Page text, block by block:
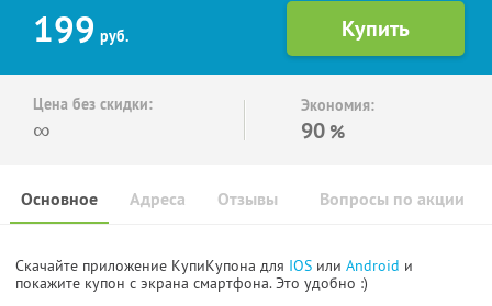
199 руб.
Цена без скидки:
∞
Экономия:
90 %
Основное Отзывы Вопросы по акции
Адреса
Скачайте приложение КупиКупона для IOS или Android и
покажите купон с экрана смартфона. Это удобно :)